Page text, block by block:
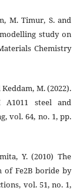
M. Timur, S. and
study on
Chemistry
M. (2022).
A1011 steel and
vol. 64, no. 1, pp.
Y. (2010) The
Fe2B boride by
vol. 51, no. 1,